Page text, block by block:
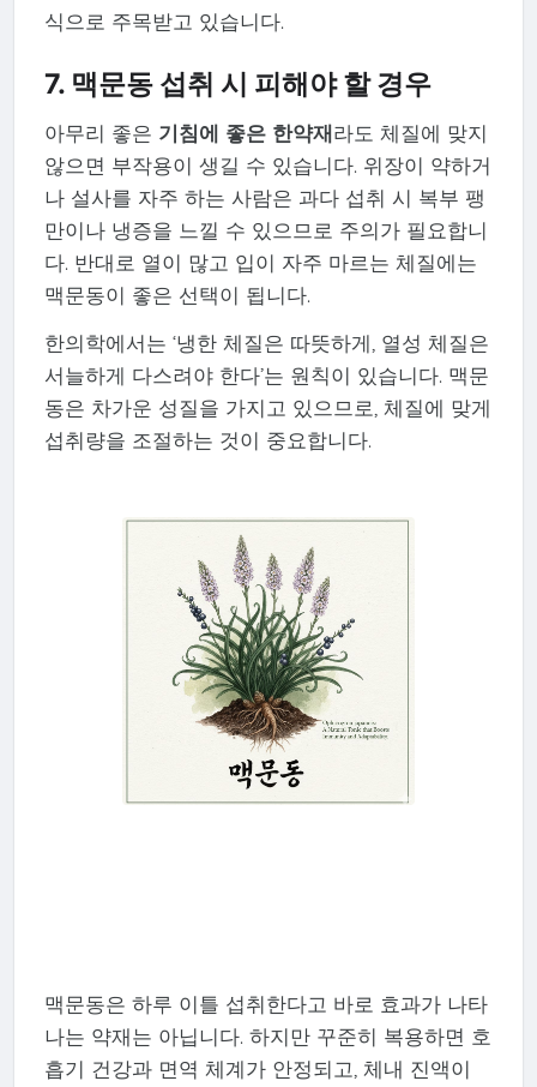
식으로 주목받고 있습니다.
7. 맥문동 섭취 시 피해야 할 경우
아무리 좋은 기침에 좋은 한약재라도 체질에 맞지
않으면 부작용이 생길 수 있습니다. 위장이 약하거
나 설사를 자주 하는 사람은 과다 섭취 시 복부 팽
만이나 냉증을 느낄 수 있으므로 주의가 필요합니
다. 반대로 열이 많고 입이 자주 마르는 체질에는
맥문동이 좋은 선택이 됩니다.
한의학에서는 ‘냉한 체질은 따뜻하게, 열성 체질은
서늘하게 다스려야 한다’는 원칙이 있습니다. 맥문
동은 차가운 성질을 가지고 있으므로, 체질에 맞게
섭취량을 조절하는 것이 중요합니다.
맥문동은 하루 이틀 섭취한다고 바로 효과가 나타
나는 약재는 아닙니다. 하지만 꾸준히 복용하면 호
흡기 건강과 면역 체계가 안정되고, 체내 진액이